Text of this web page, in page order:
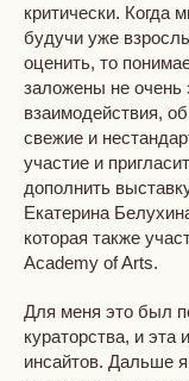
критически. Когда
будучи уже
оценить, то
заложены не очень
взаимодействия,
свежие и
участие и
дополнить
Екатерина
которая также
Academy of Arts.
Для меня это был
кураторства, и
инсайтов. Дальше